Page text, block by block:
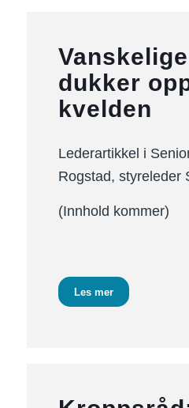
dukker
kvelden
Lederartikkel i
Rogstad, styreleder
(Innhold kommer)
Les mer